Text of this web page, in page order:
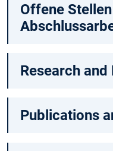
Offene
Research
Publications